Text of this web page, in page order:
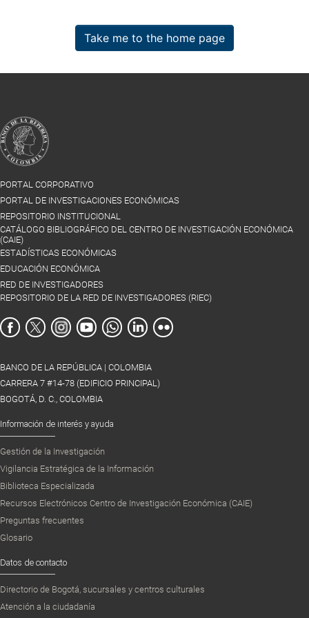
Take me to the home page
PORTAL CORPORATIVO
PORTAL DE INVESTIGACIONES ECONÓMICAS
REPOSITORIO INSTITUCIONAL
CATÁLOGO BIBLIOGRÁFICO DEL CENTRO DE INVESTIGACIÓN ECONÓMICA
(CAIE)
ESTADÍSTICAS ECONÓMICAS
EDUCACIÓN ECONÓMICA
RED DE INVESTIGADORES
REPOSITORIO DE LA RED DE INVESTIGADORES (RIEC)
BANCO DE LA REPÚBLICA | COLOMBIA
CARRERA 7 #14-78 (EDIFICIO PRINCIPAL)
BOGOTÁ, D. C., COLOMBIA
Información de interés y ayuda
Gestión de la Investigación
Vigilancia Estratégica de la Información
Biblioteca Especializada
Recursos Electrónicos Centro de Investigación Económica (CAIE)
Preguntas frecuentes
Glosario
Datos de contacto
Directorio de Bogotá, sucursales y centros culturales
Atención a la ciudadanía